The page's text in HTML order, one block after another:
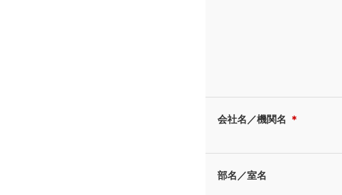
会社名／機関名 ＊
部名／室名